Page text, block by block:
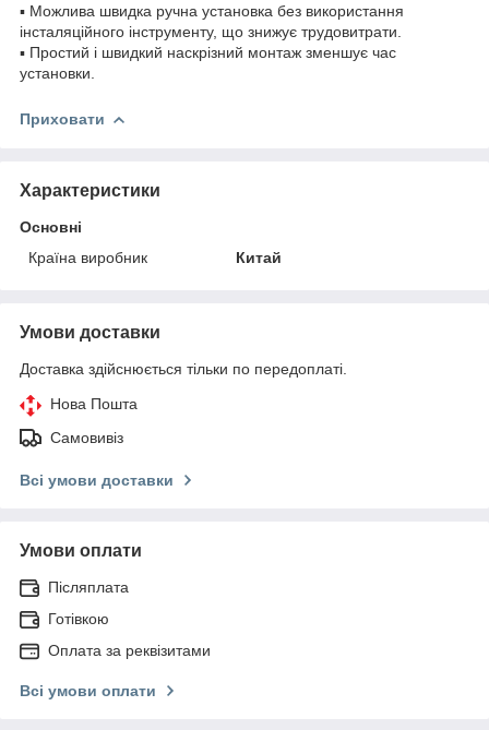
▪ Можлива швидка ручна установка без використання
інсталяційного інструменту, що знижує трудовитрати.
▪ Простий і швидкий наскрізний монтаж зменшує час
установки.
Приховати
Характеристики
Основні
Країна виробник
Китай
Умови доставки
Доставка здійснюється тільки по передоплаті.
Нова Пошта
Самовивіз
Всі умови доставки
Умови оплати
Післяплата
Готівкою
Оплата за реквізитами
Всі умови оплати